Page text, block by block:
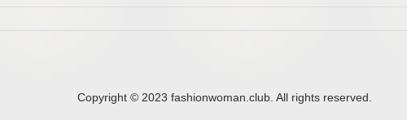
Copyright © 2023 fashionwoman.club. All rights reserved.